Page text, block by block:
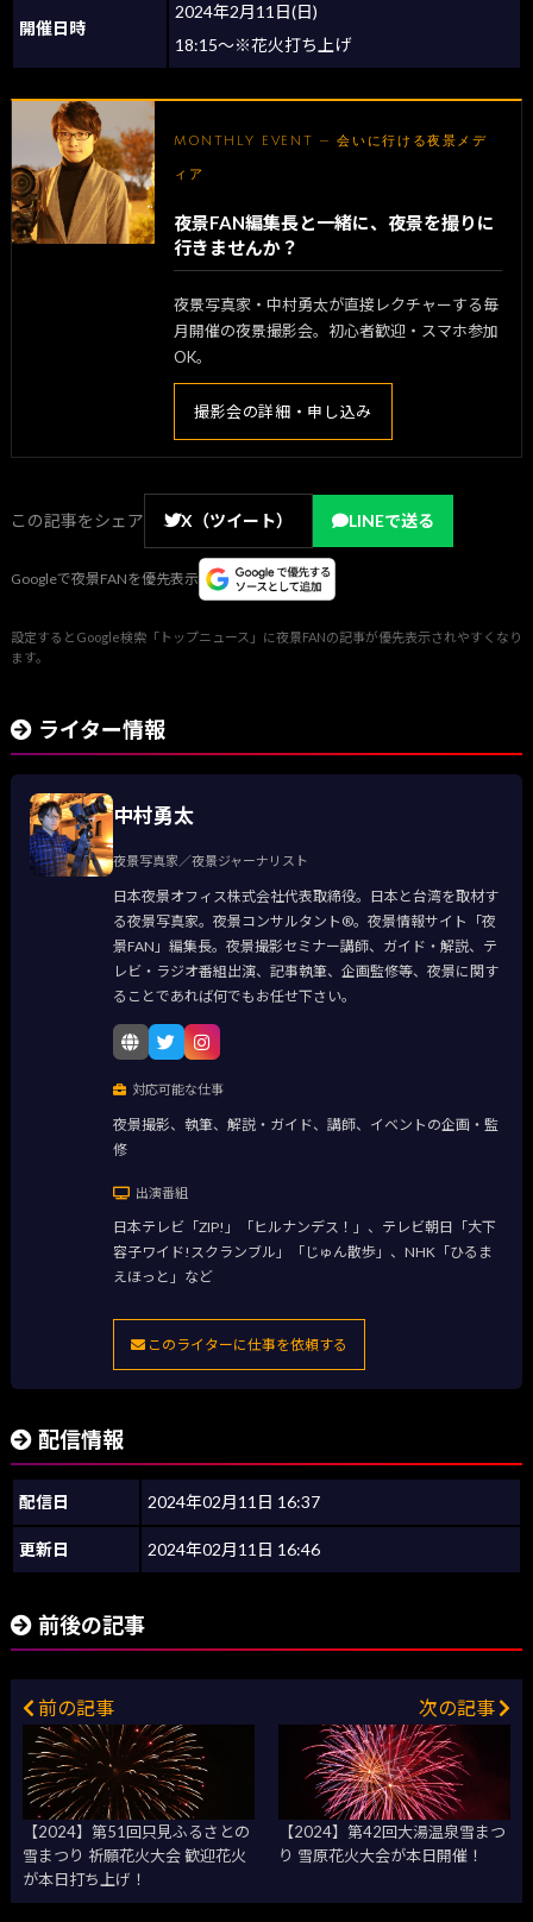
開催日時
2024年2月11日(日)
18:15～※花火打ち上げ
MONTHLY EVENT — 会いに行ける夜景メデ
ィア
夜景FAN編集長と一緒に、夜景を撮りに
行きませんか？
夜景写真家・中村勇太が直接レクチャーする毎
月開催の夜景撮影会。初心者歓迎・スマホ参加
OK。
撮影会の詳細・申し込み
この記事をシェア X（ツイート） LINEで送る
Googleで夜景FANを優先表示
設定するとGoogle検索「トップニュース」に夜景FANの記事が優先表示されやすくなり
ます。
ライター情報
中村勇太
夜景写真家／夜景ジャーナリスト
日本夜景オフィス株式会社代表取締役。日本と台湾を取材す
る夜景写真家。夜景コンサルタント®。夜景情報サイト「夜
景FAN」編集長。夜景撮影セミナー講師、ガイド・解説、テ
レビ・ラジオ番組出演、記事執筆、企画監修等、夜景に関す
ることであれば何でもお任せ下さい。
対応可能な仕事
夜景撮影、執筆、解説・ガイド、講師、イベントの企画・監
修
出演番組
日本テレビ「ZIP!」「ヒルナンデス！」、テレビ朝日「大下
容子ワイド!スクランブル」「じゅん散歩」、NHK「ひるま
えほっと」など
このライターに仕事を依頼する
配信情報
配信日 2024年02月11日 16:37
更新日 2024年02月11日 16:46
前後の記事
前の記事
【2024】第51回只見ふるさとの
雪まつり 祈願花火大会 歓迎花火
が本日打ち上げ！
次の記事
【2024】第42回大湯温泉雪まつ
り 雪原花火大会が本日開催！